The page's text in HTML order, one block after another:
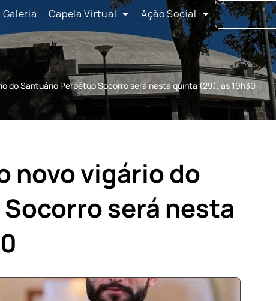
Galeria Capela Virtual Ação Social
do Santuário Perpétuo Socorro será nesta quinta (29), às 19h30
novo vigário do
será nesta